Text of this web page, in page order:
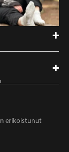
erikoistunut